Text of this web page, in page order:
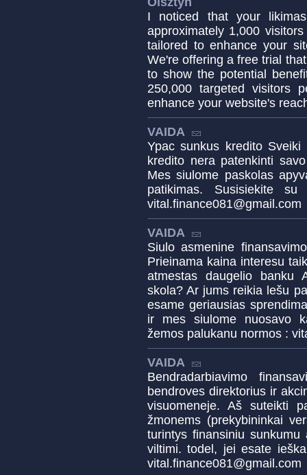
I noticed that your
approximately 1,000
tailored to enhance your
We're offering a free trial
to show the potential
250,000 targeted visitors
enhance your website's
VAIDA
Ypac sunkus kredito
kredito nera patenkinti
Mes siulome paskolas
patikimas. Susisiekite
vital.finance081@gmail.com
VAIDA
Siulo asmenine
Prieinama kaina interesu
atmestas daugelio banku
skola? Ar jums reikia lešu
esame geriausias
ir mes siulome nuosavo
žemos palukanu normos :
VAIDA
Bendradarbiavimo
bendroves direktorius ir
visuomeneje. Aš suteikti
žmonems (prekybininkai
turintys finansiniu
viltimi. todel, jei esate
vital.finance081@gmail.com